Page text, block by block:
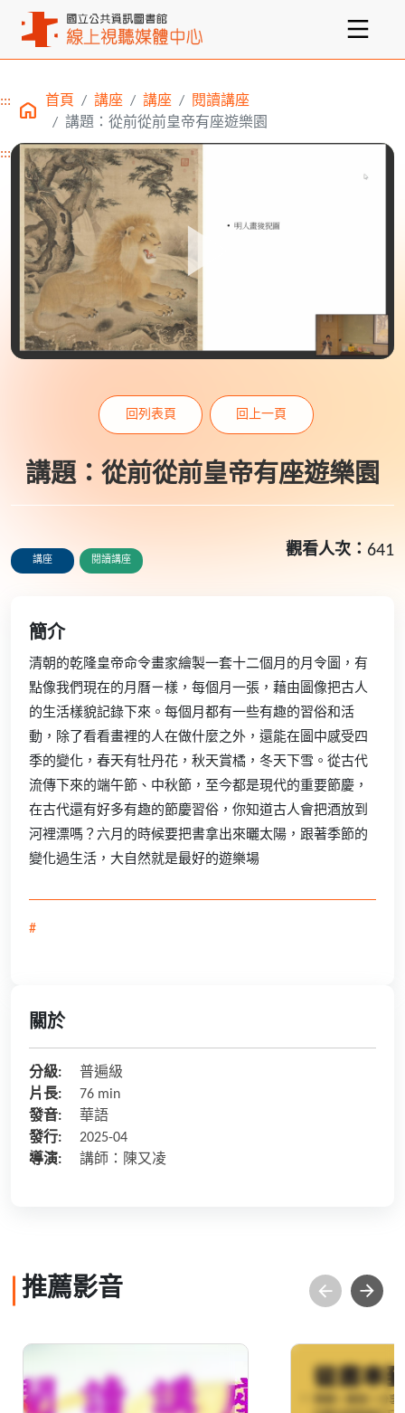
主要內容區塊
::: 首頁 講座 講座
閱讀講座
講題：從前從前皇帝有座遊樂園
:::
講題：從前從前皇帝有座遊樂園
回列表頁 回上一頁
講座 閱讀講座
觀看人次： 641
簡介
清朝的乾隆皇帝命令畫家繪製一套十二個月的月令圖，有
點像我們現在的月曆ㄧ樣，每個月一張，藉由圖像把古人
的生活樣貌記錄下來。每個月都有一些有趣的習俗和活
動，除了看看畫裡的人在做什麼之外，還能在圖中感受四
季的變化，春天有牡丹花，秋天賞橘，冬天下雪。從古代
流傳下來的端午節、中秋節，至今都是現代的重要節慶，
在古代還有好多有趣的節慶習俗，你知道古人會把酒放到
河裡漂嗎？六月的時候要把書拿出來曬太陽，跟著季節的
變化過生活，大自然就是最好的遊樂場
#
關於
分級:
普遍級
片長:
76 min
發音:
華語
發行:
2025-04
導演:
講師：陳又凌
推薦影音
郵票中的秘密花園
講題：從
閱讀＋實